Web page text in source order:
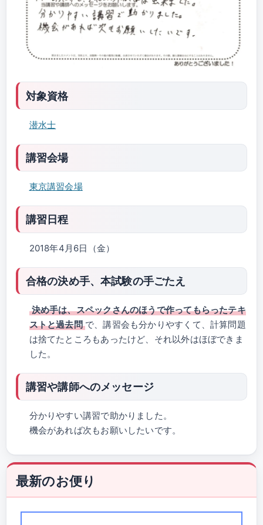
対象資格
潜水士
講習会場
東京講習会場
講習日程
2018年4月6日（金）
合格の決め手、本試験の手ごたえ
決め手は、スペックさんのほうで作ってもらったテキ
ストと過去問 で、講習会も分かりやすくて、計算問題
は捨てたところもあったけど、それ以外はほぼできま
した。
講習や講師へのメッセージ
分かりやすい講習で助かりました。
機会があれば次もお願いしたいです。
最新のお便り